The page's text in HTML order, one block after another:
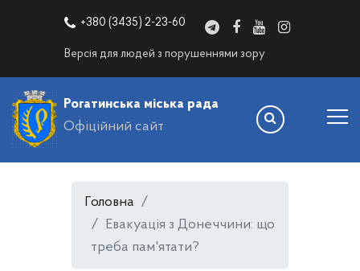
+380 (3435) 2-23-60
Версія для людей з порушеннями зору
Рогатинська міська рада
Офіційний сайт
Головна
Евакуація з Донеччини: що
треба пам'ятати?